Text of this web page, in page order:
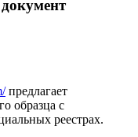
предлагает
образца с
реестрах.